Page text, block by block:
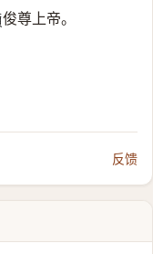
俊尊上帝。
反馈